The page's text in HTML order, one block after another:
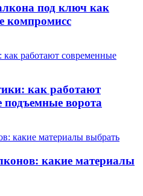
под ключ как
компромисс
как работают
ворота
какие материалы